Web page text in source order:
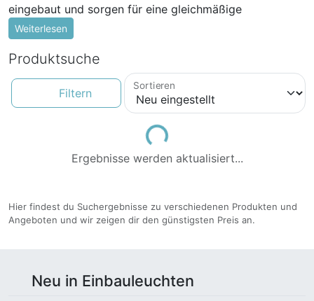
eingebaut und sorgen für eine gleichmäßige
Beleuchtung des Raumes.
Warum Einbauleuchten wählen?
Einbauleuchten sind äußerst vielseitig und können in
verschiedenen Räumen verwendet werden. Ob im
Wohnzimmer, Küche, Schlafzimmer oder sogar im
Badezimmer - sie passen perfekt in jedes Ambiente.
Neben ihrer Anpassungsfähigkeit bieten Einbauleuchten
unaufdringlich und nehmen keine zusätzliche Fläche in
Anspruch. Dadurch wirken Räume offener und größer.
Bereiche oder Objekte im Raum.
Weiterlesen
Produktsuche
Filtern
Sortieren
Loading...
Ergebnisse werden aktualisiert...
Hier findest du Suchergebnisse zu verschiedenen Produkten und
Angeboten und wir zeigen dir den günstigsten Preis an.
Neu in Einbauleuchten